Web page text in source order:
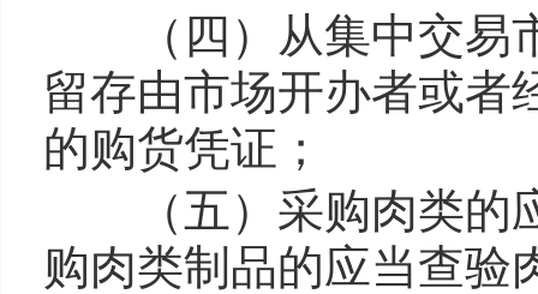
（四）从集中交易市
留存由市场开办者或者
的购货凭证；
（五）采购肉类的应
购肉类制品的应当查验